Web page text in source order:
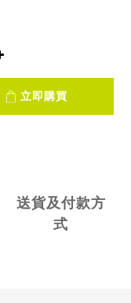
立即購買
送貨及付款方
式